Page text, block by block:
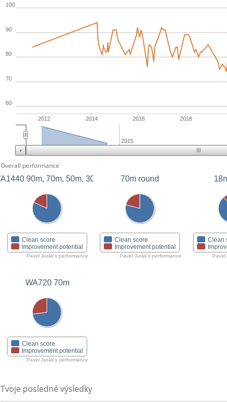
2012 2014 2016 2018
60
70
80
90
100
2015
Overall performance
90m, 70m, 50m, 30m
Clean score
Improvement potential
Pavel Jurák's performance
70m round
Clean score
Improvement potential
Pavel Jurák's performance
Clean
Pavel
WA720 70m
Clean score
Improvement potential
Pavel Jurák's performance
Tvoje posledné výsledky